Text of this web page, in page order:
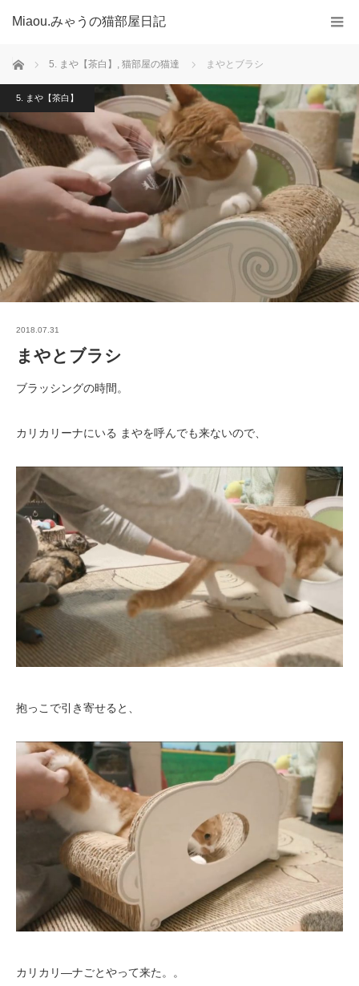
Miaou.みゃうの猫部屋日記
ホーム 5. まや【茶白】 , 猫部屋の猫達 まやとブラシ
5. まや【茶白】
2018.07.31
まやとブラシ
ブラッシングの時間。
カリカリーナにいる まやを呼んでも来ないので、
抱っこで引き寄せると、
カリカリ―ナごとやって来た。。